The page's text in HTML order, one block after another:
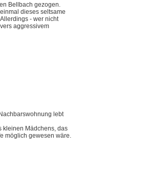
Bellbach gezogen.
dieses seltsame
- wer nicht
aggressivem
lebt
kleinen Mädchens, das
möglich gewesen wäre.